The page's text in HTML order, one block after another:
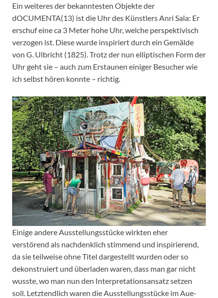
Ein weiteres der bekanntesten Objekte der
dOCUMENTA(13) ist die Uhr des Künstlers Anri Sala: Er
erschuf eine ca 3 Meter hohe Uhr, welche perspektivisch
verzogen ist. Diese wurde inspiriert durch ein Gemälde
von G. Ulbricht (1825). Trotz der nun elliptischen Form der
Uhr geht sie – auch zum Erstaunen einiger Besucher wie
ich selbst hören konnte – richtig.
Einige andere Ausstellungsstücke wirkten eher
verstörend als nachdenklich stimmend und inspirierend,
da sie teilweise ohne Titel dargestellt wurden oder so
dekonstruiert und überladen waren, dass man gar nicht
wusste, wo man nun den Interpretationsansatz setzen
soll. Letztendlich waren die Ausstellungsstücke im Aue-